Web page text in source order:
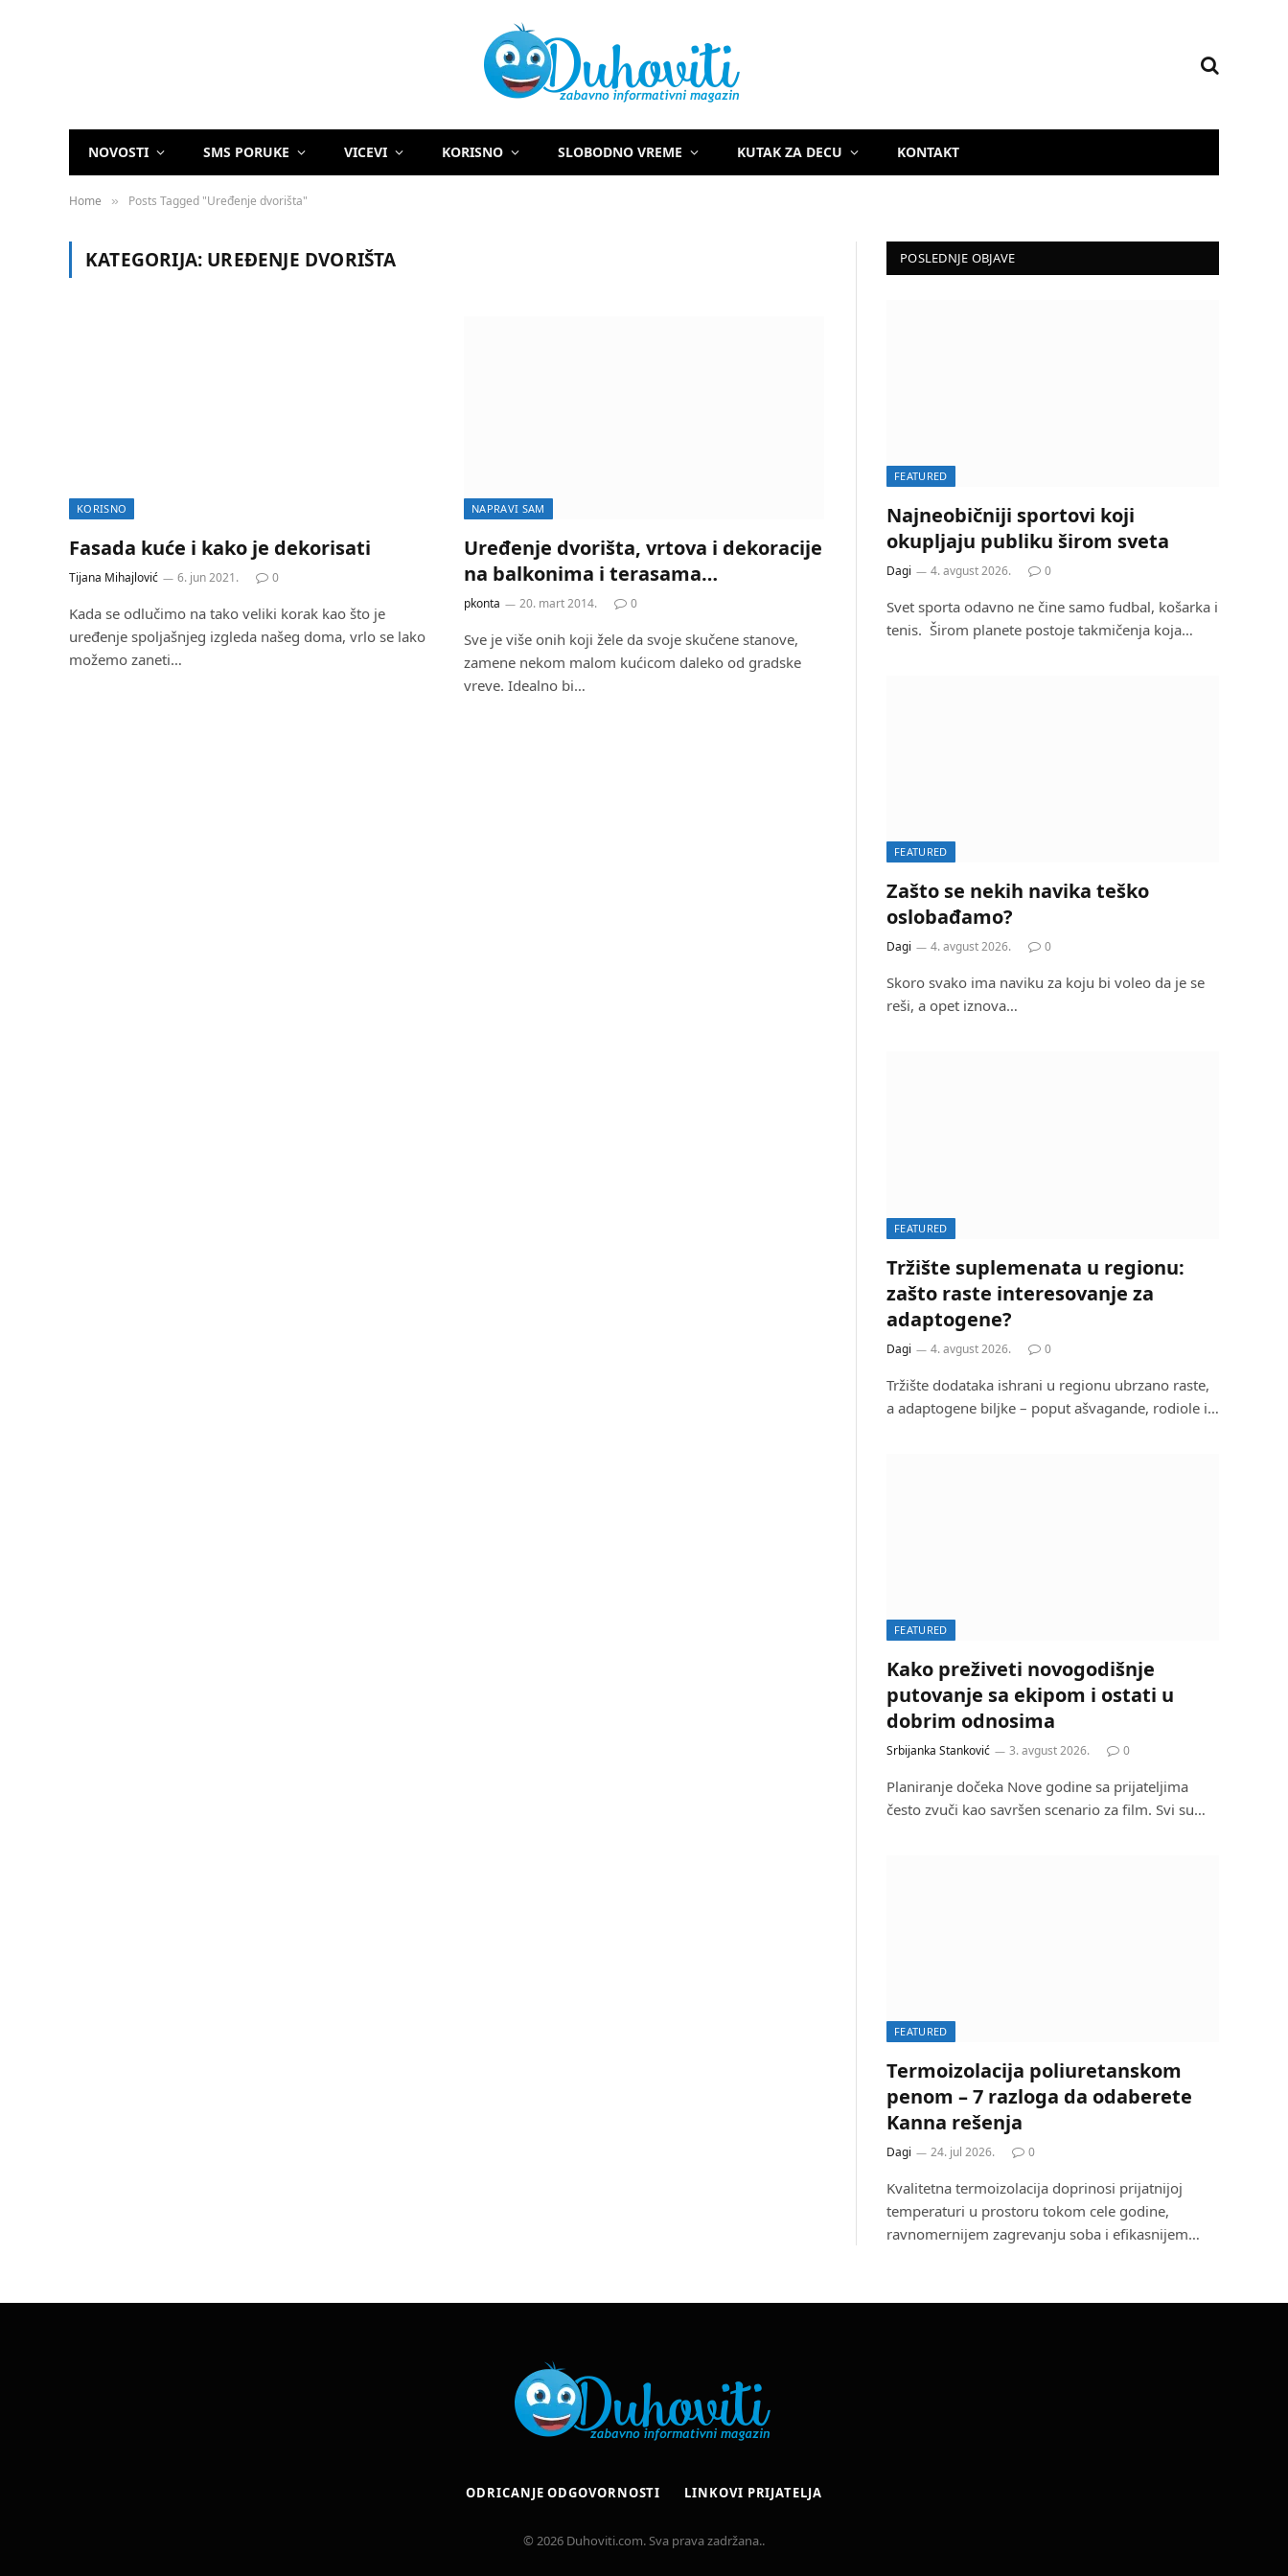
NOVOSTI SMS PORUKE VICEVI KORISNO SLOBODNO VREME KUTAK ZA DECU KONTAKT
Home » Posts Tagged "Uređenje dvorišta"
KATEGORIJA: UREĐENJE DVORIŠTA
KORISNO
Fasada kuće i kako je dekorisati
Tijana Mihajlović 6. jun 2021. 0
Kada se odlučimo na tako veliki korak kao što je
uređenje spoljašnjeg izgleda našeg doma, vrlo se lako
možemo zaneti…
NAPRAVI SAM
Uređenje dvorišta, vrtova i dekoracije
na balkonima i terasama…
pkonta 20. mart 2014. 0
Sve je više onih koji žele da svoje skučene stanove,
zamene nekom malom kućicom daleko od gradske
vreve. Idealno bi…
POSLEDNJE OBJAVE
FEATURED
Najneobičniji sportovi koji
okupljaju publiku širom sveta
Dagi 4. avgust 2026. 0
Svet sporta odavno ne čine samo fudbal, košarka i
tenis. Širom planete postoje takmičenja koja…
FEATURED
Zašto se nekih navika teško
oslobađamo?
Dagi 4. avgust 2026. 0
Skoro svako ima naviku za koju bi voleo da je se
reši, a opet iznova…
FEATURED
Tržište suplemenata u regionu:
zašto raste interesovanje za
adaptogene?
Dagi 4. avgust 2026. 0
Tržište dodataka ishrani u regionu ubrzano raste,
a adaptogene biljke – poput ašvagande, rodiole i…
FEATURED
Kako preživeti novogodišnje
putovanje sa ekipom i ostati u
dobrim odnosima
Srbijanka Stanković 3. avgust 2026. 0
Planiranje dočeka Nove godine sa prijateljima
često zvuči kao savršen scenario za film. Svi su…
FEATURED
Termoizolacija poliuretanskom
penom – 7 razloga da odaberete
Kanna rešenja
Dagi 24. jul 2026. 0
Kvalitetna termoizolacija doprinosi prijatnijoj
temperaturi u prostoru tokom cele godine,
ravnomernijem zagrevanju soba i efikasnijem…
ODRICANJE ODGOVORNOSTI LINKOVI PRIJATELJA
© 2026 Duhoviti.com. Sva prava zadržana..